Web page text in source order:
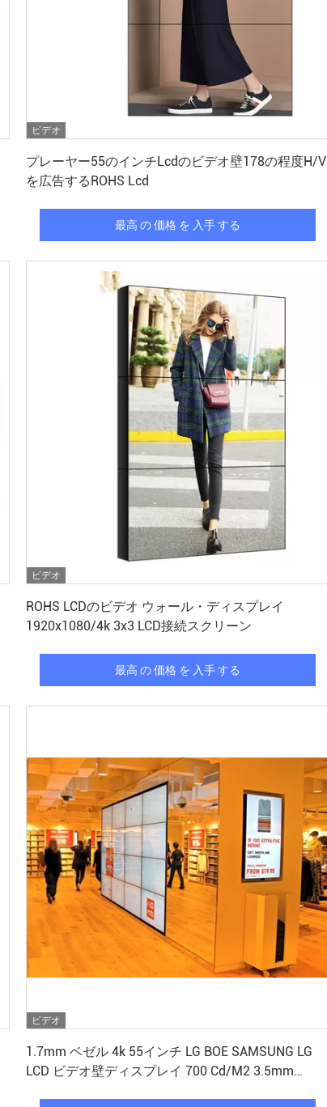
ビデオ
プレーヤー55のインチLcdのビデオ壁178の程度H/V
を広告するROHS Lcd
最高 の 価格 を 入手 する
ビデオ
ROHS LCDのビデオ ウォール・ディスプレイ
1920x1080/4k 3x3 LCD接続スクリーン
最高 の 価格 を 入手 する
ビデオ
1.7mm ベゼル 4k 55インチ LG BOE SAMSUNG LG
LCD ビデオ壁ディスプレイ 700 Cd/M2 3.5mm